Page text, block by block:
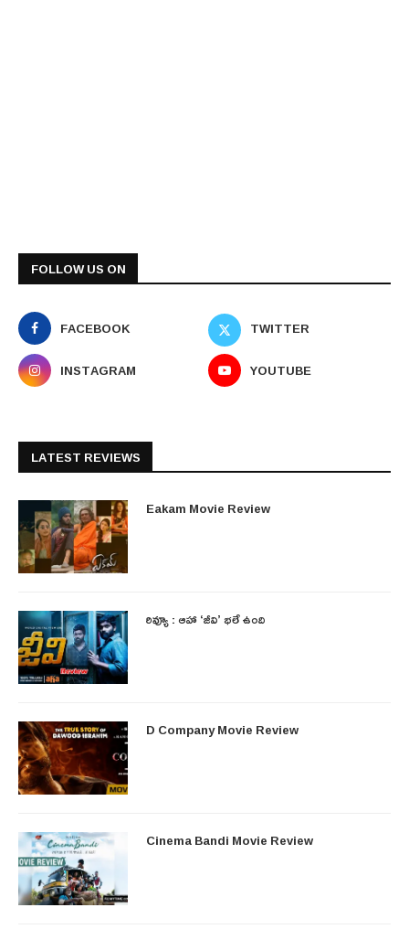
FOLLOW US ON
FACEBOOK
TWITTER
INSTAGRAM
YOUTUBE
LATEST REVIEWS
Eakam Movie Review
రివ్యూ : ఆహా ‘జీవి’ భలే ఉంది
D Company Movie Review
Cinema Bandi Movie Review